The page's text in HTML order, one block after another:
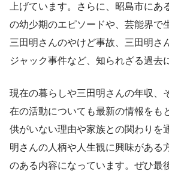
上げています。さらに、昭島市にあ
の幼少期のエピソードや、芸能界で
三田明さんのやけど事故、三田明さ
ジャック事件など、知られざる過去
現在の暮らしや三田明さんの年収、
在の活動についても最新の情報をも
供がいない理由や家族との関わりを
明さんの人柄や人生観に興味がある
のある内容になっています。ぜひ最